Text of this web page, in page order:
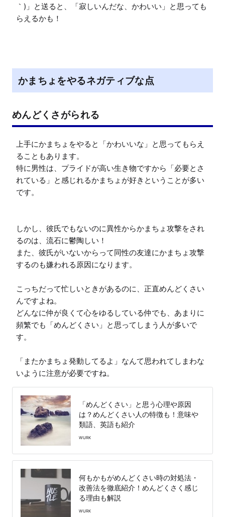
｀)」と送ると、「寂しいんだな、かわいい」と思っても
らえるかも！
かまちょをやるネガティブな点
めんどくさがられる
上手にかまちょをやると「かわいいな」と思ってもらえ
ることもあります。
特に男性は、プライドが高い生き物ですから「必要とさ
れている」と感じれるかまちょが好きということが多い
です。
しかし、彼氏でもないのに異性からかまちょ攻撃をされ
るのは、流石に鬱陶しい！
また、彼氏がいないからって同性の友達にかまちょ攻撃
するのも嫌われる原因になります。
こっちだって忙しいときがあるのに、正直めんどくさい
んですよね。
どんなに仲が良くて心をゆるしている仲でも、あまりに
頻繁でも「めんどくさい」と思ってしまう人が多いで
す。
「またかまちょ発動してるよ」なんて思われてしまわな
いように注意が必要ですね。
「めんどくさい」と思う心理や原因
は？めんどくさい人の特徴も！意味や
類語、英語も紹介
WURK
何もかもがめんどくさい時の対処法・
改善法を徹底紹介！めんどくさく感じ
る理由も解説
WURK